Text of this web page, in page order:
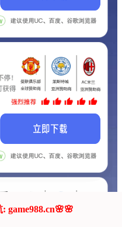
的网站.
!